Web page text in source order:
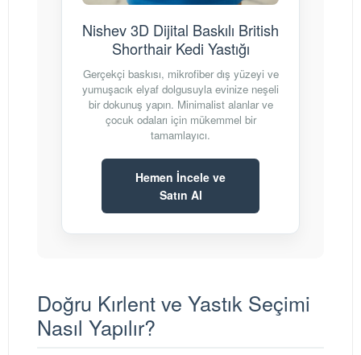
Nishev 3D Dijital Baskılı British
Shorthair Kedi Yastığı
Gerçekçi baskısı, mikrofiber dış yüzeyi ve
yumuşacık elyaf dolgusuyla evinize neşeli
bir dokunuş yapın. Minimalist alanlar ve
çocuk odaları için mükemmel bir
tamamlayıcı.
Hemen İncele ve
Satın Al
Doğru Kırlent ve Yastık Seçimi
Nasıl Yapılır?